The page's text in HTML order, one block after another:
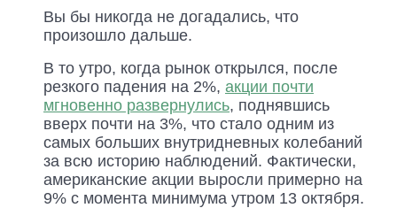
Вы бы никогда не догадались, что
произошло дальше.
В то утро, когда рынок открылся, после
резкого падения на 2%, акции почти
мгновенно развернулись, поднявшись
вверх почти на 3%, что стало одним из
самых больших внутридневных колебаний
за всю историю наблюдений. Фактически,
американские акции выросли примерно на
9% с момента минимума утром 13 октября.